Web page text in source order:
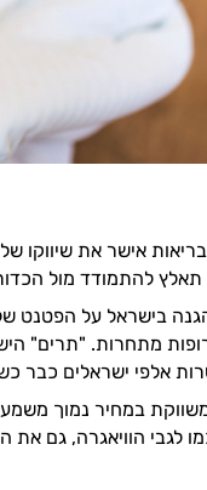
אישר את שיווקו
תאלץ להתמודד מול
בישראל על הפטנט
מתחרות. "תרים"
אלפי ישראלים כבר
במחיר נמוך